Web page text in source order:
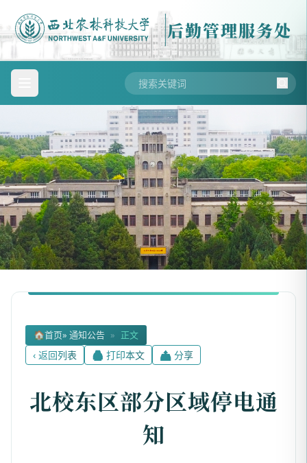
后勤管理服务处
🏠首页» 通知公告 » 正文
‹ 返回列表 🖨 打印本文 📤 分享
北校东区部分区域停电通
知